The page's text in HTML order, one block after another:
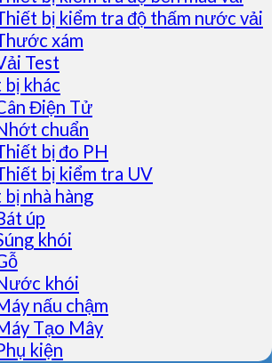
bị kiểm tra độ thấm nước vải
xám
Test
khác
Điện Tử
chuẩn
bị đo PH
bị kiểm tra UV
nhà hàng
úp
khói
khói
nấu chậm
Tạo Mây
kiện